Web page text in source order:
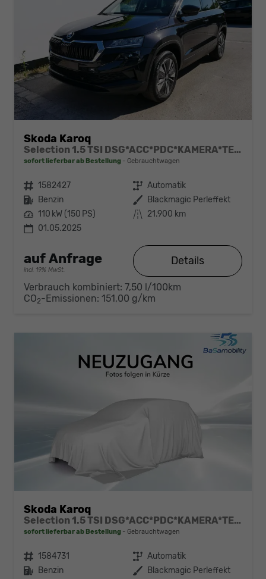
Skoda Karoq
Selection 1.5 TSI DSG*ACC*PDC*KAMERA*TEMPOMAT*LED*SMARTLINK*KLIMA*RADIO*17-ZOLL
sofort lieferbar ab Bestellung Gebrauchtwagen
Fahrzeugnr. 1582427 Getriebe Automatik
Kraftstoff Benzin Außenfarbe Blackmagic Perleffekt
Leistung 110 kW (150 PS) Kilometerstand 21.900 km
01.05.2025
auf Anfrage
incl. 19% MwSt.
Details
Verbrauch kombiniert: 7,50 l/100km
CO2-Emissionen: 151,00 g/km
Skoda Karoq
Selection 1.5 TSI DSG*ACC*PDC*KAMERA*TEMPOMAT*LED*SMARTLINK*KLIMA*RADIO*17-ZOLL
sofort lieferbar ab Bestellung Gebrauchtwagen
Fahrzeugnr. 1584731 Getriebe Automatik
Kraftstoff Benzin Außenfarbe Blackmagic Perleffekt